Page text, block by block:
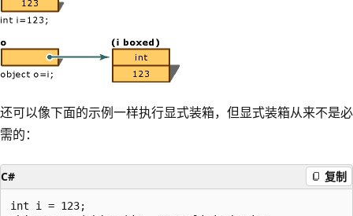
还可以像下面的示例一样执行显式装箱，但显式装箱从来不是必
需的：
C# 复制
int i = 123;